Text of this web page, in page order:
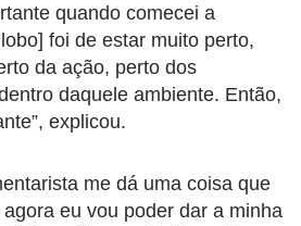
quando comecei a
foi de estar muito perto,
da ação, perto dos
daquele ambiente. Então,
explicou.
me dá uma coisa que
eu vou poder dar a minha